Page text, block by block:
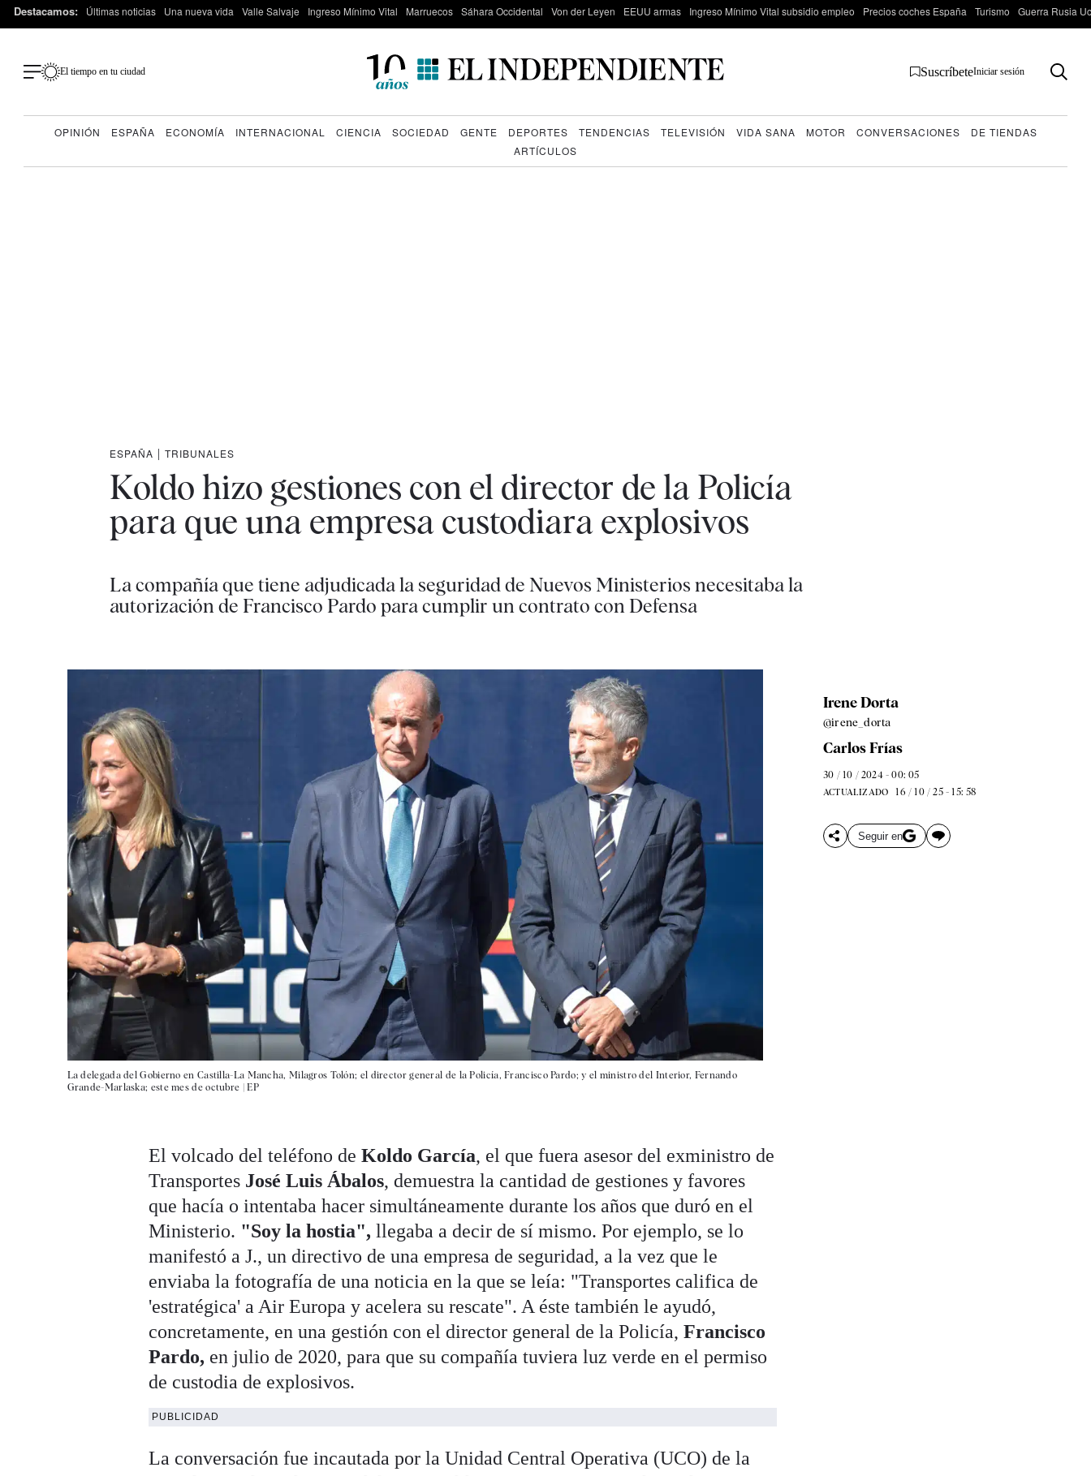
Destacamos: Últimas noticias Una nueva vida Valle Salvaje Ingreso Mínimo Vital Marruecos Sáhara Occidental Von der Leyen EEUU armas Ingreso Mínimo Vital subsidio empleo Precios coches España Turismo Guerra Rusia
El tiempo en tu ciudad SuscríbeteIniciar sesión
OPINIÓN ESPAÑA ECONOMÍA INTERNACIONAL CIENCIA SOCIEDAD GENTE DEPORTES TENDENCIAS TELEVISIÓN VIDA SANA MOTOR CONVERSACIONES
DE TIENDAS
ARTÍCULOS
ESPAÑA | TRIBUNALES
Koldo hizo gestiones con el director de la Policía
para que una empresa custodiara explosivos
La compañía que tiene adjudicada la seguridad de Nuevos Ministerios necesitaba la
autorización de Francisco Pardo para cumplir un contrato con Defensa
La delegada del Gobierno en Castilla-La Mancha, Milagros Tolón; el director general de la Policía, Francisco Pardo; y el ministro del Interior, Fernando
Grande-Marlaska; este mes de octubre |EP
Irene Dorta
@irene_dorta
Carlos Frías
30 / 10 / 2024 - 00: 05
ACTUALIZADO 16 / 10 / 25 - 15: 58
Seguir en
El volcado del teléfono de Koldo García, el que fuera asesor del exministro de
Transportes José Luis Ábalos, demuestra la cantidad de gestiones y favores
que hacía o intentaba hacer simultáneamente durante los años que duró en el
Ministerio. "Soy la hostia", llegaba a decir de sí mismo. Por ejemplo, se lo
manifestó a J., un directivo de una empresa de seguridad, a la vez que le
enviaba la fotografía de una noticia en la que se leía: "Transportes califica de
'estratégica' a Air Europa y acelera su rescate". A éste también le ayudó,
concretamente, en una gestión con el director general de la Policía, Francisco
Pardo, en julio de 2020, para que su compañía tuviera luz verde en el permiso
de custodia de explosivos.
PUBLICIDAD
La conversación fue incautada por la Unidad Central Operativa (UCO) de la